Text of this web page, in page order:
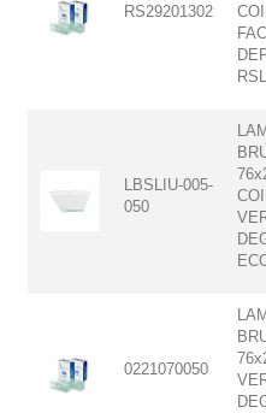
RS29201302
LBSLIU-005-
050
0221070050